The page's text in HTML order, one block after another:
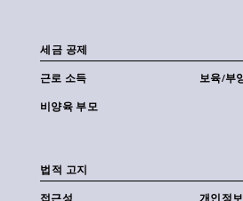
세금 공제
근로 소득 보육/부
비양육 부모
법적 고지